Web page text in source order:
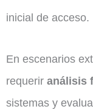
inicial de acceso.
En escenarios
requerir análisis
sistemas y